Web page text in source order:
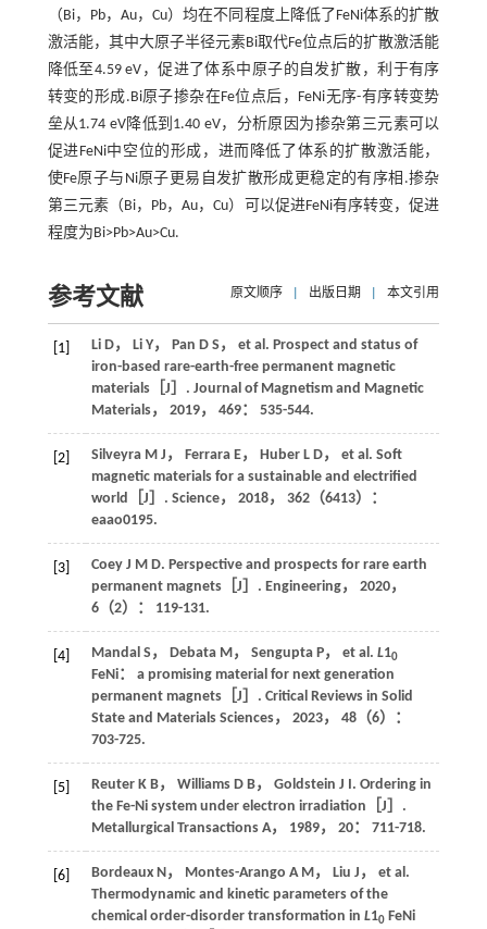
（Bi，Pb，Au，Cu）均在不同程度上降低了FeNi体系的扩散
激活能，其中大原子半径元素Bi取代Fe位点后的扩散激活能
降低至4.59 eV，促进了体系中原子的自发扩散，利于有序
转变的形成.Bi原子掺杂在Fe位点后，FeNi无序-有序转变势
垒从1.74 eV降低到1.40 eV，分析原因为掺杂第三元素可以
促进FeNi中空位的形成，进而降低了体系的扩散激活能，
使Fe原子与Ni原子更易自发扩散形成更稳定的有序相.掺杂
第三元素（Bi，Pb，Au，Cu）可以促进FeNi有序转变，促进
程度为Bi>Pb>Au>Cu.
参考文献 原文顺序 出版日期 本文引用
[1] Li D， Li Y， Pan D S ， et al. Prospect and status of
iron-based rare-earth-free permanent magnetic
materials［J］. Journal of Magnetism and Magnetic
Materials， 2019， 469： 535-544.
[2] Silveyra M J ， Ferrara E， Huber L D， et al. Soft
magnetic materials for a sustainable and electrified
world［J］. Science， 2018， 362（6413）：
eaao0195.
[3] Coey J M D. Perspective and prospects for rare earth
permanent magnets［J］. Engineering， 2020，
6（2）： 119-131.
[4] Mandal S ， Debata M， Sengupta P， et al. L10
FeNi： a promising material for next generation
permanent magnets［J］. Critical Reviews in Solid
State and Materials Sciences， 2023， 48（6）：
703-725.
[5] Reuter K B， Williams D B， Goldstein J I. Ordering in
the Fe-Ni system under electron irradiation［J］.
Metallurgical Transactions A， 1989， 20： 711-718.
[6] Bordeaux N， Montes-Arango A M， Liu J ， et al.
Thermodynamic and kinetic parameters of the
chemical order-disorder transformation in L10FeNi